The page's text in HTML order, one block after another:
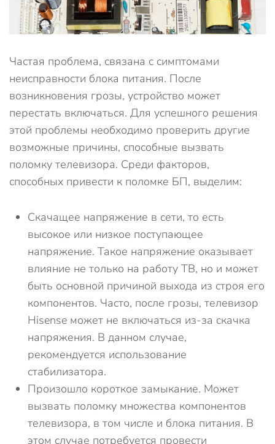
Частая проблема, связана с симптомами
неисправности блока питания. После
возникновения грозы, устройство может
перестать включаться. Для успешного решения
этой проблемы необходимо проверить другие
возможные причины, способные вызвать
поломку телевизора. Среди факторов,
способных привести к поломке БП, выделим:
Скачащее напряжение в сети, то есть
высокое или низкое поступающее
напряжение. Такое напряжение оказывает
влияние не только на работу ТВ, но и может
быть основной причиной выхода из строя его
компонентов. Часто, после грозы, телевизор
Hisense может не включаться из-за скачка
напряжения. В данном случае,
рекомендуется использование
стабилизатора.
Произошло короткое замыкание. Может
вызвать поломку множества компонентов
телевизора, в том числе и блока питания. В
этом случае потребуется провести